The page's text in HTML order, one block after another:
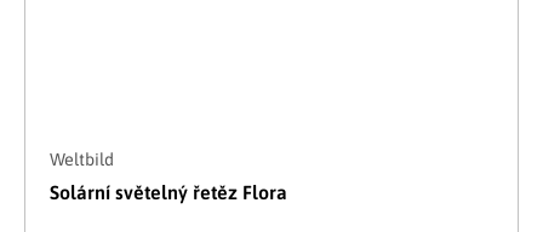
Weltbild
Solární světelný řetěz Flora